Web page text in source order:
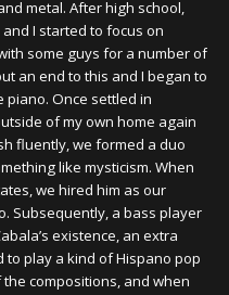
metal. After high school,
I started to focus on
some guys for a number of
an end to this and I began to
piano. Once settled in
of my own home again
fluently, we formed a duo
like mysticism. When
we hired him as our
Subsequently, a bass player
existence, an extra
play a kind of Hispano pop
compositions, and when